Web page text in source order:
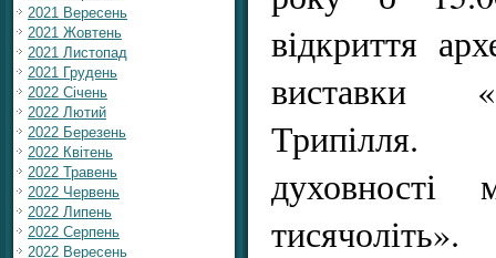
2021 Вересень
2021 Жовтень
2021 Листопад
2021 Грудень
2022 Січень
2022 Лютий
2022 Березень
2022 Квітень
2022 Травень
2022 Червень
2022 Липень
2022 Серпень
2022 Вересень
відкриття
виставки
Трипілля.
духовності